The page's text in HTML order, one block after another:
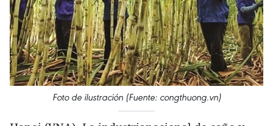
Foto de ilustración (Fuente: congthuong.vn)